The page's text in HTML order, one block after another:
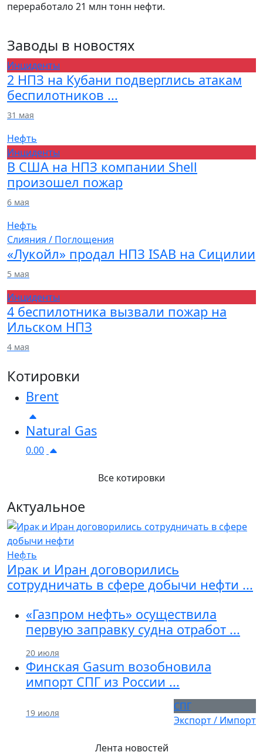
переработало 21 млн тонн нефти.
Заводы в новостях
Инциденты
2 НПЗ на Кубани подверглись атакам
беспилотников ...
31 мая
Нефть
Инциденты
В США на НПЗ компании Shell
произошел пожар
6 мая
Нефть
Слияния / Поглощения
«Лукойл» продал НПЗ ISAB на Сицилии
5 мая
Инциденты
4 беспилотника вызвали пожар на
Ильском НПЗ
4 мая
Котировки
Brent
Natural Gas
0.00
Все котировки
Актуальное
Нефть
Ирак и Иран договорились
сотрудничать в сфере добычи нефти ...
Previous
«Газпром нефть» осуществила
первую заправку судна отработ ...
20 июля
Финская Gasum возобновила
импорт СПГ из России ...
19 июля
СПГ
Экспорт / Импорт
Лента новостей